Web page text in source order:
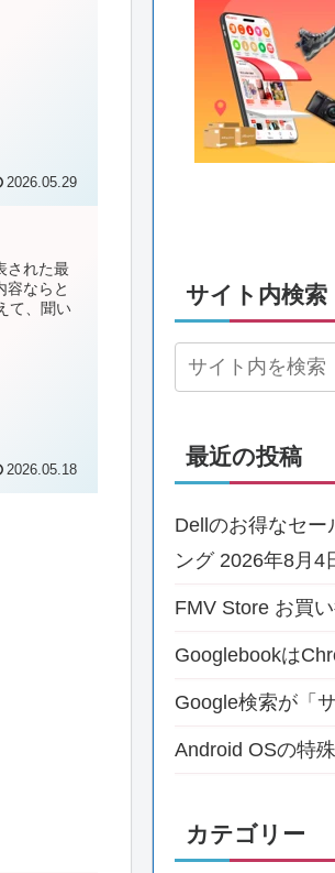
2026.05.29
された最
容ならと
て、聞い
2026.05.18
サイト内検索
最近の投稿
Dellのお得なセー
ング 2026年8月4
FMV Store お買
Googlebookは
Google検索が「
Android OSの特
カテゴリー